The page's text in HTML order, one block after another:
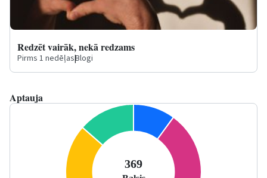
Redzēt vairāk, nekā redzams
Pirms 1 nedēļas|Blogi
Aptauja